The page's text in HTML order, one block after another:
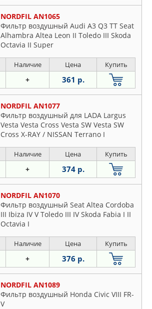
NORDFIL AN1065
Фильтр воздушный Audi A3 Q3 TT Seat
Alhambra Altea Leon II Toledo III Skoda
Octavia II Super
Наличие Цена Купить
+ 361 р.
NORDFIL AN1077
Фильтр воздушный для LADA Largus
Vesta Vesta Cross Vesta SW Vesta SW
Cross X-RAY / NISSAN Terrano I
Наличие Цена Купить
+ 374 р.
NORDFIL AN1070
Фильтр воздушный Seat Altea Cordoba
III Ibiza IV V Toledo III IV Skoda Fabia I II
Octavia I
Наличие Цена Купить
+ 376 р.
NORDFIL AN1089
Фильтр воздушный Honda Civic VIII FR-
V